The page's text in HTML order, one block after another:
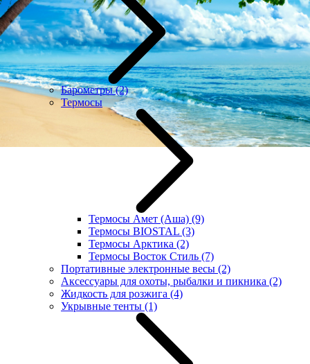
Барометры(2)
Термосы
Термосы Амет (Аша) (9)
Термосы BIOSTAL (3)
Термосы Арктика (2)
Термосы Восток Стиль (7)
Портативные электронные весы (2)
Аксессуары для охоты, рыбалки и пикника (2)
Жидкость для розжига (4)
Укрывные тенты (1)